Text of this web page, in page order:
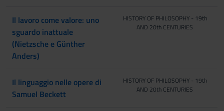
Il lavoro come valore: uno
sguardo inattuale
(Nietzsche e Günther
Anders)
HISTORY OF PHILOSOPHY - 19th
AND 20th CENTURIES
Il linguaggio nelle opere di
Samuel Beckett
HISTORY OF PHILOSOPHY - 19th
AND 20th CENTURIES